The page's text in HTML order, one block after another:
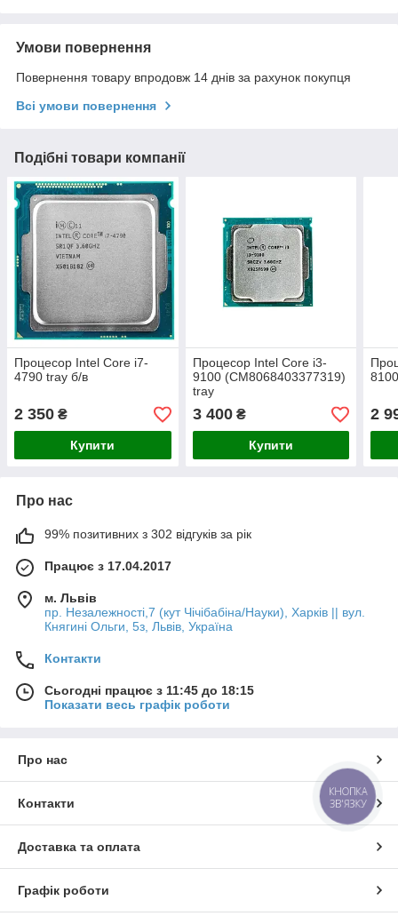
Умови повернення
Повернення товару впродовж 14 днів за рахунок покупця
Всі умови повернення
Подібні товари компанії
Процесор Intel Core i7-
4790 tray б/в
2 350 ₴
Купити
Процесор Intel Core i3-
9100 (CM8068403377319)
tray
3 400₴
Купити
2
Про нас
99% позитивних з 302 відгуків за рік
Працює з 17.04.2017
м. Львів
пр. Незалежності,7 (кут Чічібабіна/Науки), Харків || вул.
Княгині Ольги, 5з, Львів, Україна
Контакти
Сьогодні працює з 11:45 до 18:15
Показати весь графік роботи
Про нас
Контакти
Доставка та оплата
Графік роботи
КНОПКА
ЗВ'ЯЗКУ